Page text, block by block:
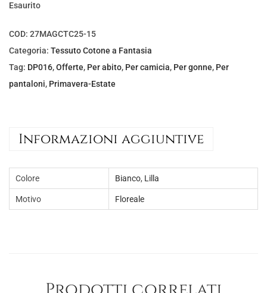
Esaurito
COD: 27MAGCTC25-15
Categoria: Tessuto Cotone a Fantasia
Tag: DP016,Offerte, Per abito, Per camicia, Per gonne, Per
pantaloni, Primavera-Estate
Informazioni aggiuntive
Colore Bianco, Lilla
Motivo Floreale